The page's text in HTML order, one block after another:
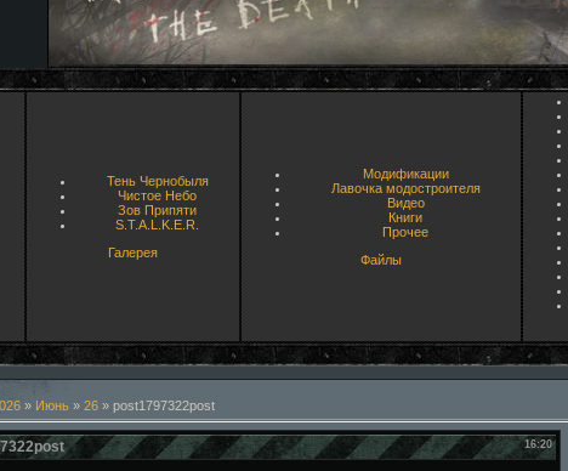
Тень Чернобыля
Чистое Небо
Зов Припяти
S.T.A.L.K.E.R.
Галерея
Модификации
Лавочка модостроителя
Видео
Книги
Прочее
Файлы
» Июнь » 26 » post1797322post
16:20